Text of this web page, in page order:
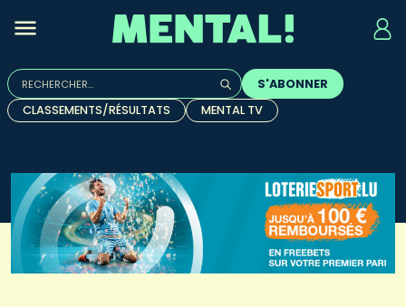
Rechercher :
Quand les résultats de l'auto-complétion sont
S'ABONNER
CLASSEMENTS/RÉSULTATS
MENTAL TV